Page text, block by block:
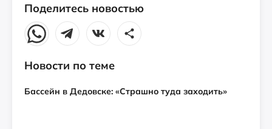
Поделитесь новостью
Новости по теме
Бассейн в Дедовске: «Страшно туда заходить»